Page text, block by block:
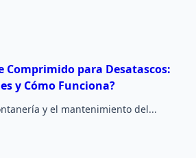
Comprimido para Desatascos:
y Cómo Funciona?
y el mantenimiento del...